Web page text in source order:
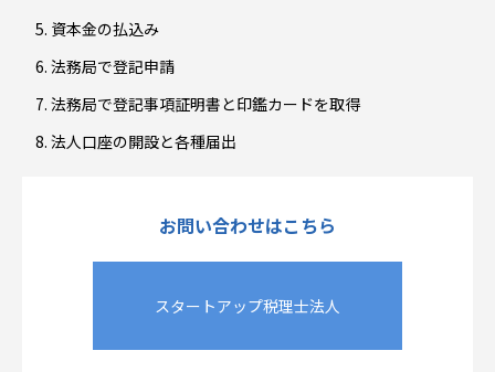
資本金の払込み
法務局で登記申請
法務局で登記事項証明書と印鑑カードを取得
法人口座の開設と各種届出
お問い合わせはこちら
スタートアップ税理士法人